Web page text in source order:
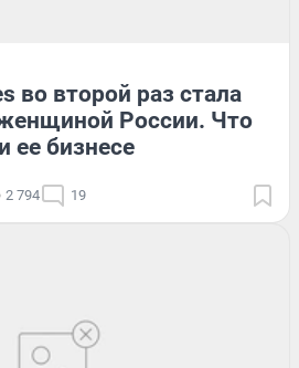
во второй раз стала
России. Что
ее бизнесе
2 794 19